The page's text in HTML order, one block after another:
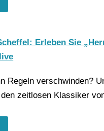
Erleben Sie
Regeln verschwinden?
zeitlosen Klassiker